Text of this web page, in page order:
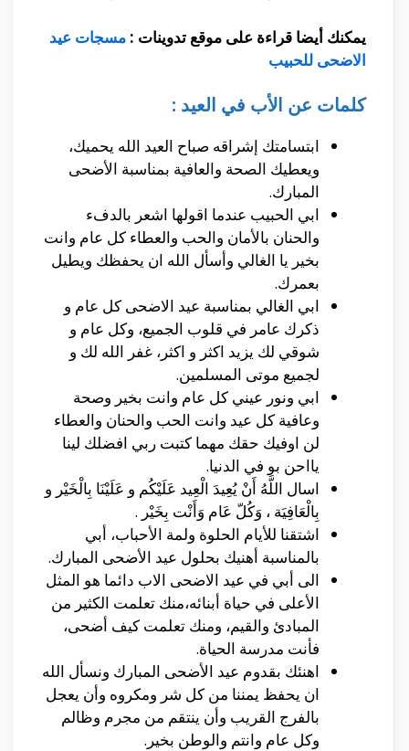
يمكنك أيضا قراءة على موقع تدوينات : مسجات عيد
الاضحى للحبيب
كلمات عن الأب في العيد :
ابتسامتك إشراقه صباح العيد الله يحميك،
ويعطيك الصحة والعافية بمناسبة الأضحى
المبارك.
ابي الحبيب عندما اقولها اشعر بالدفء
والحنان بالأمان والحب والعطاء كل عام وانت
بخير يا الغالي وأسأل الله ان يحفظك ويطيل
بعمرك.
ابي الغالي بمناسبة عيد الاضحى كل عام و
ذكرك عامر في قلوب الجميع، وكل عام و
شوقي لك يزيد اكثر و اكثر، غفر الله لك و
لجميع موتى المسلمين.
ابي ونور عيني كل عام وانت بخير وصحة
وعافية كل عيد وانت الحب والحنان والعطاء
لن اوفيك حقك مهما كتبت ربي افضلك لينا
يااحن بو في الدنيا.
اسال اللَّهُ أَنْ يُعِيدَ الْعِيد عَلَيْكُم و عَلَيْنَا بِالْخَيْر و
بِالْعَافِيَة ، وَكُلّ عَام وَأَنْت بِخَيْر .
اشتقنا للأيام الحلوة ولمة الأحباب، أبي
بالمناسبة أهنيك بحلول عيد الأضحى المبارك.
الى أبي في عيد الاضحى الاب دائما هو المثل
الأعلى في حياة أبنائه،منك تعلمت الكثير من
المبادئ والقيم، ومنك تعلمت كيف أضحى،
فأنت مدرسة الحياة.
اهنئك بقدوم عيد الأضحى المبارك ونسأل الله
ان يحفظ يمننا من كل شر ومكروه وأن يعجل
بالفرج القريب وأن ينتقم من مجرم وظالم
وكل عام وانتم والوطن بخير.